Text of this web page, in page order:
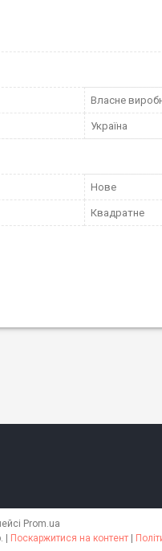
Власне
Україна
Нове
Квадратне
Prom.ua
Поскаржитися на контент